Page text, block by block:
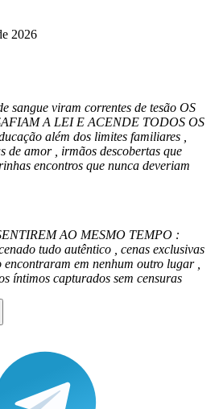
2026
sangue viram correntes de tesão OS
A LEI E ACENDE TODOS OS
além dos limites familiares ,
de amor , irmãos descobertas que
encontros que nunca deveriam
AO MESMO TEMPO :
tudo autêntico , cenas exclusivas
encontraram em nenhum outro lugar ,
íntimos capturados sem censuras